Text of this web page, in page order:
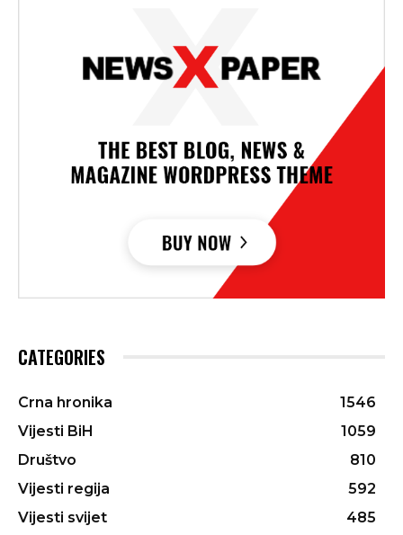
CATEGORIES
Crna hronika
1546
Vijesti BiH
1059
Društvo
810
Vijesti regija
592
Vijesti svijet
485